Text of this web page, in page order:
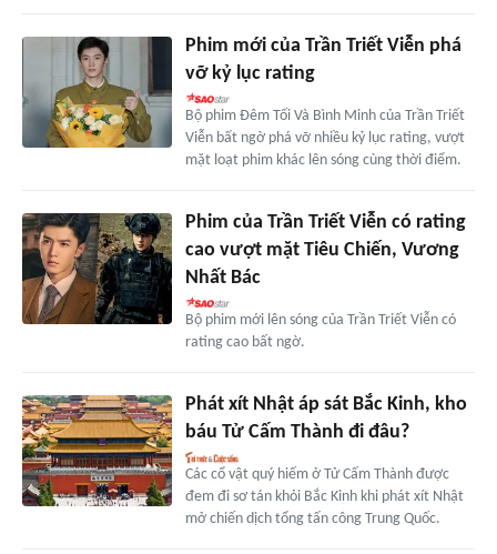
Phim mới của Trần Triết Viễn phá
vỡ kỷ lục rating
Bộ phim Đêm Tối Và Bình Minh của Trần Triết
Viễn bất ngờ phá vỡ nhiều kỷ lục rating, vượt
mặt loạt phim khác lên sóng cùng thời điểm.
Phim của Trần Triết Viễn có rating
cao vượt mặt Tiêu Chiến, Vương
Nhất Bác
Bộ phim mới lên sóng của Trần Triết Viễn có
rating cao bất ngờ.
Phát xít Nhật áp sát Bắc Kinh, kho
báu Tử Cấm Thành đi đâu?
Các cổ vật quý hiếm ở Tử Cấm Thành được
đem đi sơ tán khỏi Bắc Kinh khi phát xít Nhật
mở chiến dịch tổng tấn công Trung Quốc.